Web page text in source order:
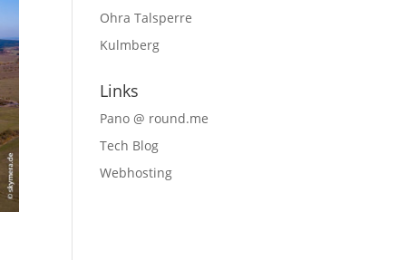
Ohra Talsperre
Kulmberg
Links
Pano @ round.me
Tech Blog
Webhosting